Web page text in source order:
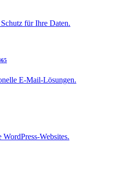
für Ihre Daten.
E-Mail-Lösungen.
WordPress-Websites.